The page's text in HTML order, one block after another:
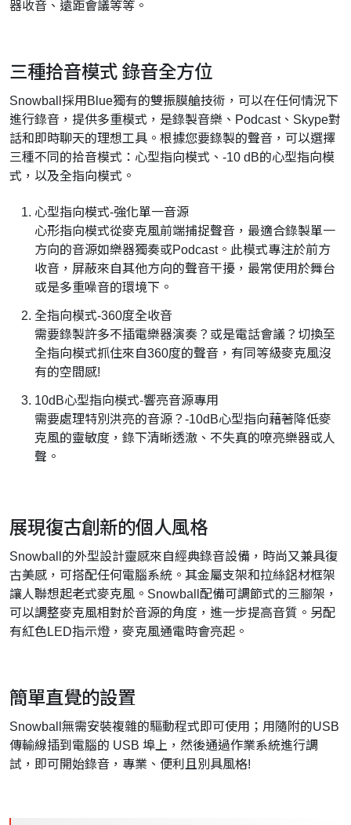
器收音、遠距會議等等。
三種拾音模式 錄音全方位
Snowball採用Blue獨有的雙振膜艙技術，可以在任何情況下
進行錄音，提供多重模式，是錄製音樂、Podcast、Skype對
話和即時聊天的理想工具。根據您要錄製的聲音，可以選擇
三種不同的拾音模式：心型指向模式、-10 dB的心型指向模
式，以及全指向模式。
心型指向模式-強化單一音源
心形指向模式從麥克風前端捕捉聲音，最適合錄製單一
方向的音源如樂器獨奏或Podcast。此模式專注於前方
收音，屏蔽來自其他方向的聲音干擾，最常使用於舞台
或是多重噪音的環境下。
全指向模式-360度全收音
需要錄製許多不插電樂器演奏？或是電話會議？切換至
全指向模式抓住來自360度的聲音，有同等級麥克風沒
有的空間感!
10dB心型指向模式-響亮音源專用
需要處理特別洪亮的音源？-10dB心型指向藉著降低麥
克風的靈敏度，錄下清晰透澈、不失真的嘹亮樂器或人
聲。
展現復古創新的個人風格
Snowball的外型設計靈感來自經典錄音設備，時尚又兼具復
古美感，可搭配任何電腦系統。其金屬支架和拉絲鋁材框架
讓人聯想起老式麥克風。Snowball配備可調節式的三腳架，
可以調整麥克風相對於音源的角度，進一步提高音質。另配
有紅色LED指示燈，麥克風通電時會亮起。
簡單直覺的設置
Snowball無需安裝複雜的驅動程式即可使用；用隨附的USB
傳輸線插到電腦的 USB 埠上，然後通過作業系統進行調
試，即可開始錄音，專業、便利且別具風格!